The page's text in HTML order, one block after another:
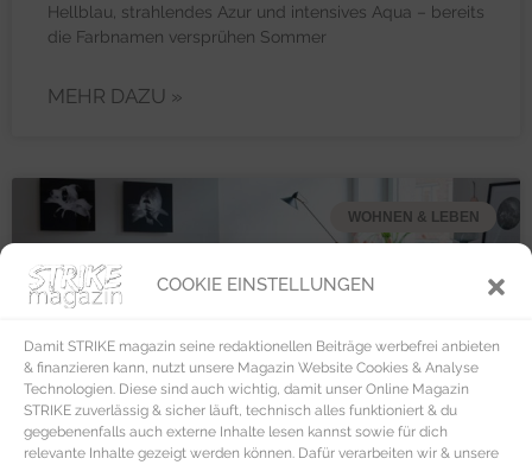
COOKIE EINSTELLUNGEN
Damit STRIKE magazin seine redaktionellen Beiträge werbefrei anbieten
& finanzieren kann, nutzt unsere Magazin Website Cookies & Analyse
Technologien. Diese sind auch wichtig, damit unser Online Magazin
STRIKE zuverlässig & sicher läuft, technisch alles funktioniert & du
gegebenenfalls auch externe Inhalte lesen kannst sowie für dich
relevante Inhalte gezeigt werden können. Dafür verarbeiten wir & unsere
Hellblau, strahlendes Azur und intensives Aqua – bereits
die Farbnamen versprühen Sommer
MEHR DAZU »
WOHNEN & LEBEN